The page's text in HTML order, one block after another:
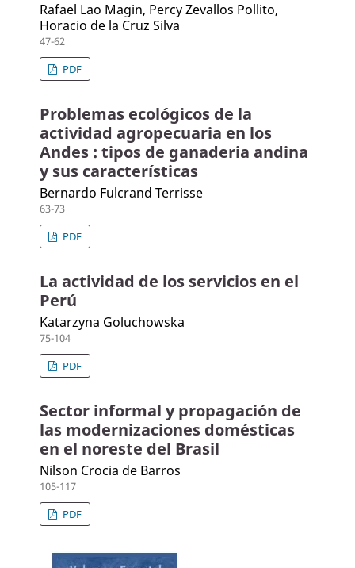
Rafael Lao Magin, Percy Zevallos Pollito,
Horacio de la Cruz Silva
47-62
PDF
Problemas ecológicos de la
actividad agropecuaria en los
Andes : tipos de ganaderia andina
y sus características
Bernardo Fulcrand Terrisse
63-73
PDF
La actividad de los servicios en el
Perú
Katarzyna Goluchowska
75-104
PDF
Sector informal y propagación de
las modernizaciones domésticas
en el noreste del Brasil
Nilson Crocia de Barros
105-117
PDF